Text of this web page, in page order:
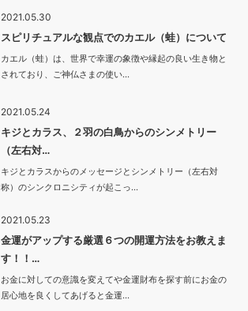
2021.05.30
スピリチュアルな観点でのカエル（蛙）について
カエル（蛙）は、世界で幸運の象徴や縁起の良い生き物と
されており、ご神仏さまの使い…
2021.05.24
キジとカラス、２羽の白鳥からのシンメトリー
（左右対…
キジとカラスからのメッセージとシンメトリー（左右対
称）のシンクロニシティが起こっ…
2021.05.23
金運がアップする厳選６つの開運方法をお教えま
す！！…
お金に対しての意識を変えてや金運財布を探す前にお金の
居心地を良くしてあげると金運…